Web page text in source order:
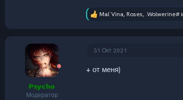
Р
:
Mal`Vina, Roses, .Wolwerine#
Psycho
Модератор
31 Окт 2021
+ от меня)